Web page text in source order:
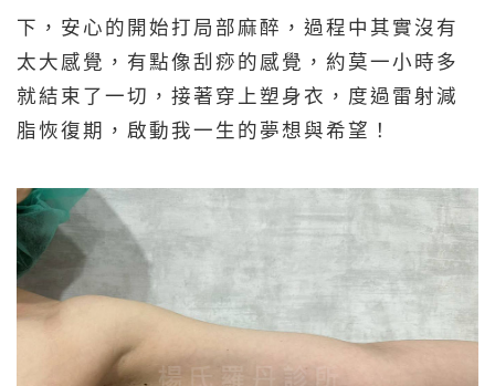
下，安心的開始打局部麻醉，過程中其實沒有
太大感覺，有點像刮痧的感覺，約莫一小時多
就結束了一切，接著穿上塑身衣，度過雷射減
脂恢復期，啟動我一生的夢想與希望！